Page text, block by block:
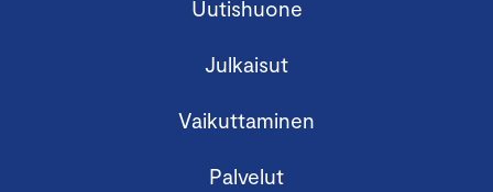
Uutishuone
Julkaisut
Vaikuttaminen
Palvelut